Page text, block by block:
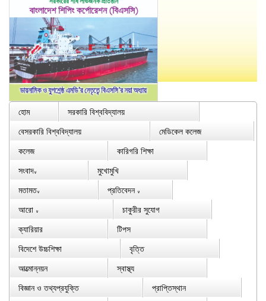
হোম
সরকারি বিশ্ববিদ্যালয়
বেসরকারি বিশ্ববিদ্যালয়
মেডিকেল কলেজ
কলেজ
কারিগরি শিক্ষা
সংবাদ∨
মুখোমুখি
মতামত∨ প্রতিবেদন ∨
আরো ∨
চাকুরীর সুযোগ
ক্যারিয়ার
টিপস
বিদেশে উচ্চশিক্ষা
বৃত্তি
আত্মোন্নয়ন
স্বাস্থ্য
বিজ্ঞান ও তথ্যপ্রযুক্তি
প্রাপ্তিস্থান